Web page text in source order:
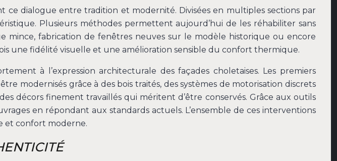
ce dialogue entre tradition et modernité. Divisées en multiples sections par
Plusieurs méthodes permettent aujourd’hui de les réhabiliter sans
mince, fabrication de fenêtres neuves sur le modèle historique ou encore
une fidélité visuelle et une amélioration sensible du confort thermique.
à l’expression architecturale des façades choletaises. Les premiers
grâce à des bois traités, des systèmes de motorisation discrets
décors finement travaillés qui méritent d’être conservés. Grâce aux outils
en répondant aux standards actuels. L’ensemble de ces interventions
et confort moderne.